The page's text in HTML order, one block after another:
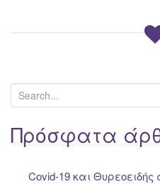
e
a
rΠρόσφατα
Covid-19 και